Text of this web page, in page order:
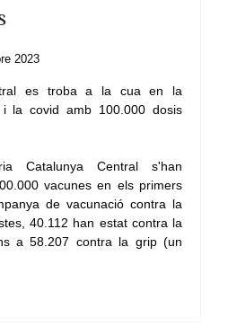
2023
Catalunya Central s'han
vacunes en els primers
de vacunació contra la
40.112 han estat contra la
a 58.207 contra la grip (un